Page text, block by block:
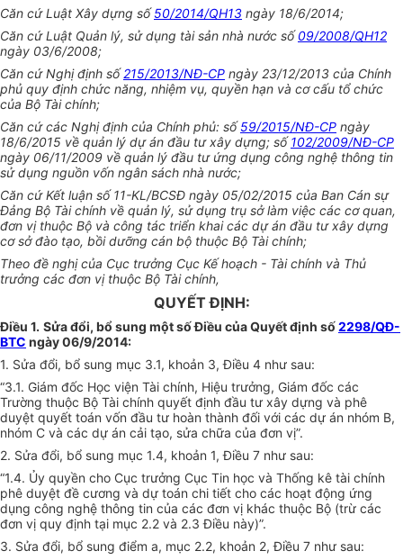
Căn cứ Luật Xây dựng số50/2014/QH13 ngày 18/6/2014;
Căn cứ Luật Quản lý, sử dụng tài sản nhà nước số09/2008/QH12
ngày 03/6/2008;
Căn cứ Nghị định số215/2013/NĐ-CP ngày 23/12/2013 của Chính
phủ quy định chức năng, nhiệm vụ, quyền hạn và cơ cấu tổ chức
của Bộ Tài chính;
Căn cứ các Nghị định của Chính phủ: số59/2015/NĐ-CP ngày
18/6/2015 về quản lý dự án đầu tư xây dựng; số102/2009/NĐ-CP
ngày 06/11/2009 về quản lý đầu tư ứng dụng công nghệ thông tin
sử dụng nguồn vốn ngân sách nhà nước;
Căn cứ Kết luận số 11-KL/BCSĐ ngày 05/02/2015 của Ban Cán sự
Đảng Bộ Tài chính về quản lý, sử dụng trụ sở làm việc các cơ quan,
đơn vị thuộc Bộ và công tác triển khai các dự án đầu tư xây dựng
cơ sở đào tạo, bồi dưỡng cán bộ thuộc Bộ Tài chính;
Theo đề nghị của Cục trưởng Cục Kế hoạch - Tài chính và Thủ
trưởng các đơn vị thuộc Bộ Tài chính,
QUYẾT ĐỊNH:
Điều 1. Sửa đổi, bổ sung một số Điều của Quyết định số2298/QĐ-
BTC ngày 06/9/2014:
1. Sửa đổi, bổ sung mục 3.1, khoản 3, Điều 4 như sau:
“3.1. Giám đốc Học viện Tài chính, Hiệu trưởng, Giám đốc các
Trường thuộc Bộ Tài chính quyết định đầu tư xây dựng và phê
duyệt quyết toán vốn đầu tư hoàn thành đối với các dự án nhóm B,
nhóm C và các dự án cải tạo, sửa chữa của đơn vị”.
2. Sửa đổi, bổ sung mục 1.4, khoản 1, Điều 7 như sau:
“1.4. Ủy quyền cho Cục trưởng Cục Tin học và Thống kê tài chính
phê duyệt đề cương và dự toán chi tiết cho các hoạt động ứng
dụng công nghệ thông tin của các đơn vị khác thuộc Bộ (trừ các
đơn vị quy định tại mục 2.2 và 2.3 Điều này)”.
3. Sửa đổi, bổ sung điểm a, mục 2.2, khoản 2, Điều 7 như sau: